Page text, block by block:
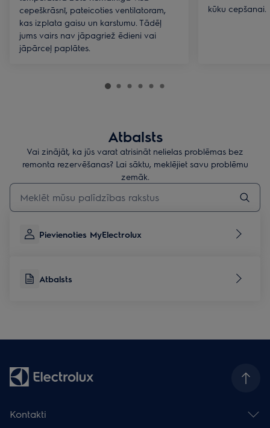
cepeškrāsnī, pateicoties ventilatoram,
kas izplata gaisu un karstumu. Tādēļ
jums vairs nav jāpagriež ēdieni vai
jāpārceļ paplātes.
kūku cepšanai.
Atbalsts
Vai zinājāt, ka jūs varat atrisināt nelielas problēmas bez
remonta rezervēšanas? Lai sāktu, meklējiet savu problēmu
zemāk.
Rakstiet, lai meklētu rakstus par atbalstu
Pievienoties MyElectrolux
Atbalsts
Kontakti